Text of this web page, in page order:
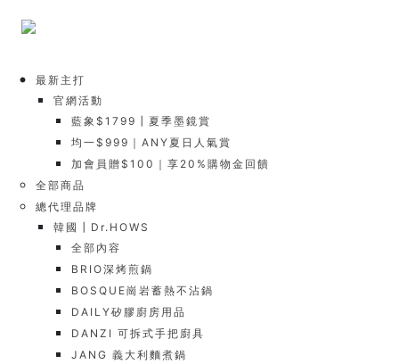
最新主打
官網活動
藍象$1799┃夏季墨鏡賞
均一$999｜ANY夏日人氣賞
加會員贈$100｜享20%購物金回饋
全部商品
總代理品牌
韓國┃Dr.HOWS
全部內容
BRIO深烤煎鍋
BOSQUE崗岩蓄熱不沾鍋
DAILY矽膠廚房用品
DANZI 可拆式手把廚具
JANG 義大利麵煮鍋